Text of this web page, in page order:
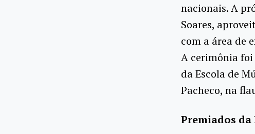
nacionais. A
Soares,
com a área de
A cerimônia foi
da Escola de
Pacheco, na
Premiados da